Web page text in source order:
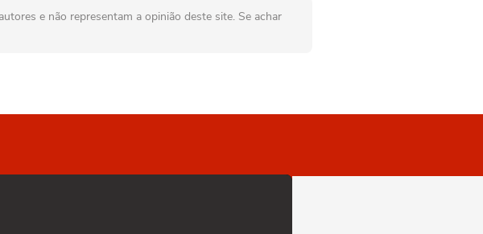
e não representam a opinião deste site. Se achar